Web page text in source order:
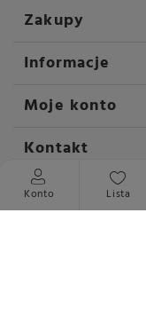
Zakupy
Informacje
Moje konto
Kontakt
Konto Lista